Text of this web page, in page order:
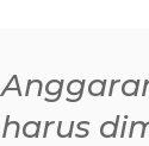
harus